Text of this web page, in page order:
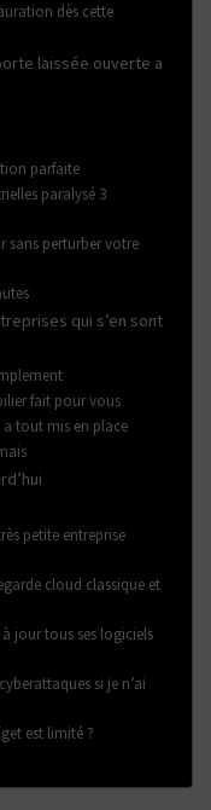
dès cette
laissée ouverte a
parfaite
paralysé 3
sans perturber votre
qui s’en sont
fait pour vous
a tout mis en place
petite entreprise
cloud classique et
jour tous ses logiciels
si je n’ai
est limité ?